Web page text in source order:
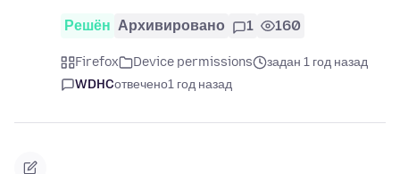
Решён Архивировано 1 160
Firefox Device permissions
задан 1 год назад
WDHCотвечено1 год назад